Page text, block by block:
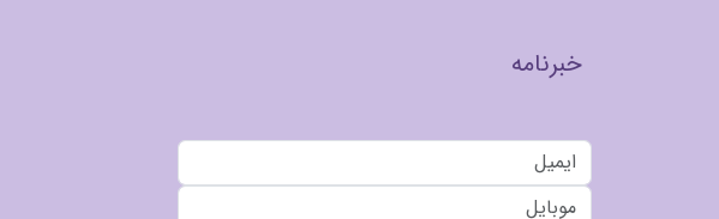
خبرنامه